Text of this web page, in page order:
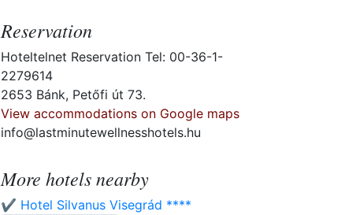
Reservation
Hoteltelnet Reservation Tel: 00-36-1-
2279614
2653 Bánk, Petőfi út 73.
View accommodations on Google maps
info@lastminutewellnesshotels.hu
More hotels nearby
✔️ Hotel Silvanus Visegrád ****